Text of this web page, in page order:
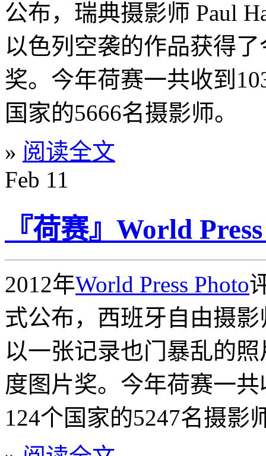
公布，瑞典摄影师 Paul
以色列空袭的作品获得
奖。今年荷赛一共收到
国家的5666名摄影师。
» 阅读全文
Feb 11
『荷赛』World
2012年World Press Photo
式公布，西班牙自由摄影
以一张记录也门暴乱的
度图片奖。今年荷赛一
124个国家的5247名摄影